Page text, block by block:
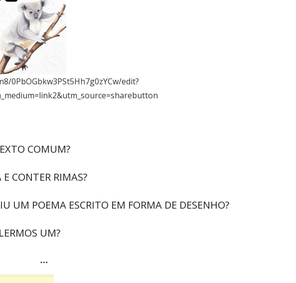
0PbOGbkw3PSt5Hh7g0zYCw/edit?
COMUM?
CONTER RIMAS?
UM POEMA ESCRITO EM FORMA DE DESENHO?
UM?